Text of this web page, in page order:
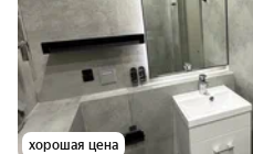
хорошая цена